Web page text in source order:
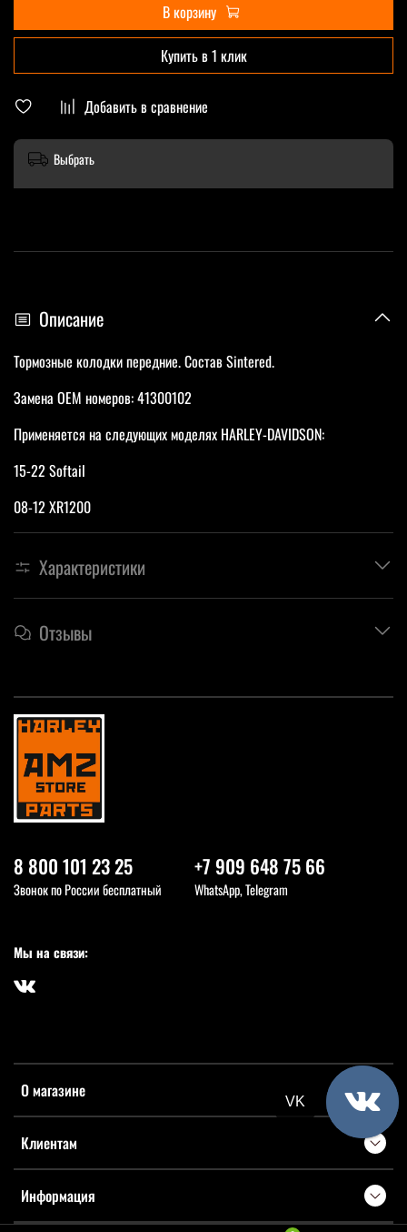
Добавить в сравнение
В корзину
Купить в 1 клик
Выбрать
Описание
Тормозные колодки передние. Состав Sintered.
Замена OEM номеров: 41300102
Применяется на следующих моделях HARLEY-DAVIDSON:
15-22 Softail
08-12 XR1200
Характеристики
Отзывы
О магазине
Клиентам
Информация
8 800 101 23 25
Звонок по России бесплатный
+7 909 648 75 66
WhatsApp, Telegram
Мы на связи:
VK